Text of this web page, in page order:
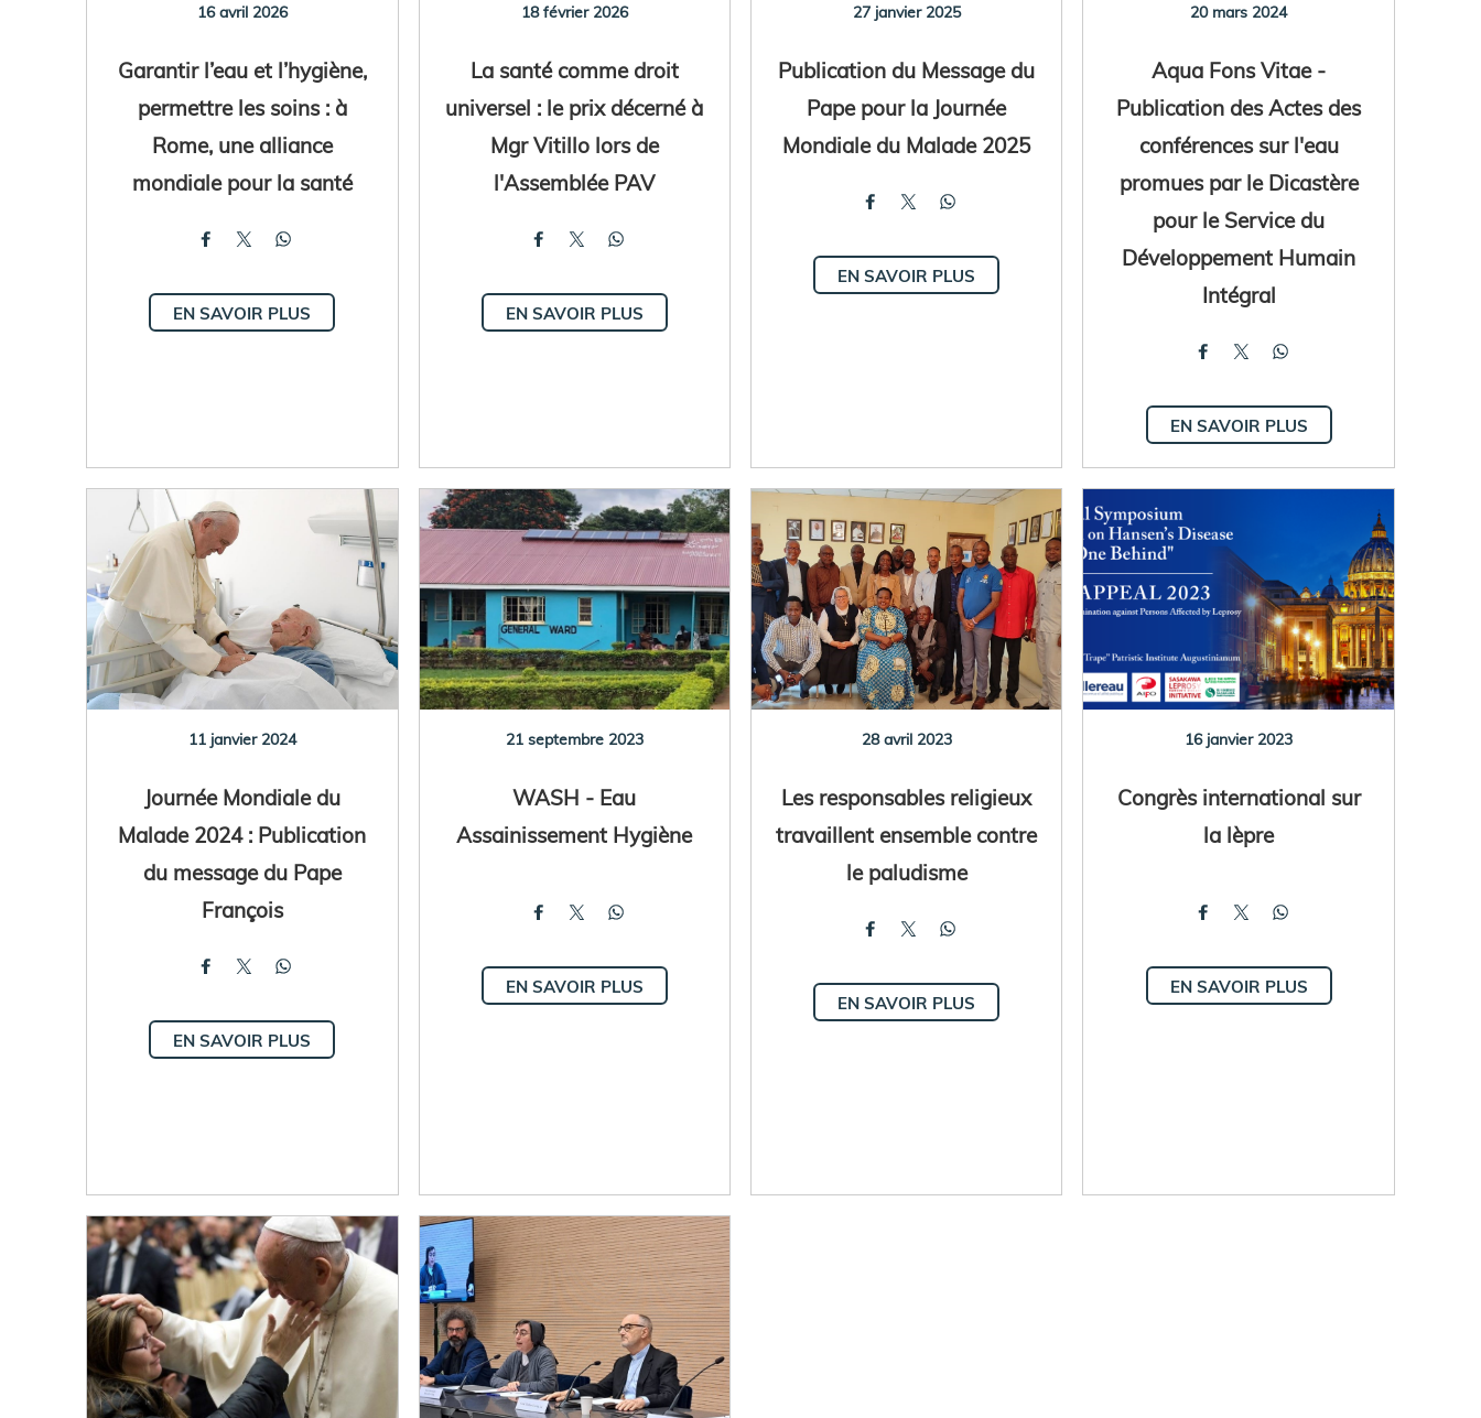
16 avril 2026
Garantir l’eau et l’hygiène,
permettre les soins : à
Rome, une alliance
mondiale pour la santé
EN SAVOIR PLUS
18 février 2026
La santé comme droit
universel : le prix décerné à
Mgr Vitillo lors de
l'Assemblée PAV
EN SAVOIR PLUS
27 janvier 2025
Publication du Message du
Pape pour la Journée
Mondiale du Malade 2025
EN SAVOIR PLUS
20 mars 2024
Aqua Fons Vitae -
Publication des Actes des
conférences sur l'eau
promues par le Dicastère
pour le Service du
Développement Humain
Intégral
EN SAVOIR PLUS
11 janvier 2024
Journée Mondiale du
Malade 2024 : Publication
du message du Pape
François
EN SAVOIR PLUS
21 septembre 2023
WASH - Eau
Assainissement Hygiène
EN SAVOIR PLUS
28 avril 2023
Les responsables religieux
travaillent ensemble contre
le paludisme
EN SAVOIR PLUS
16 janvier 2023
Congrès international sur
la lèpre
EN SAVOIR PLUS